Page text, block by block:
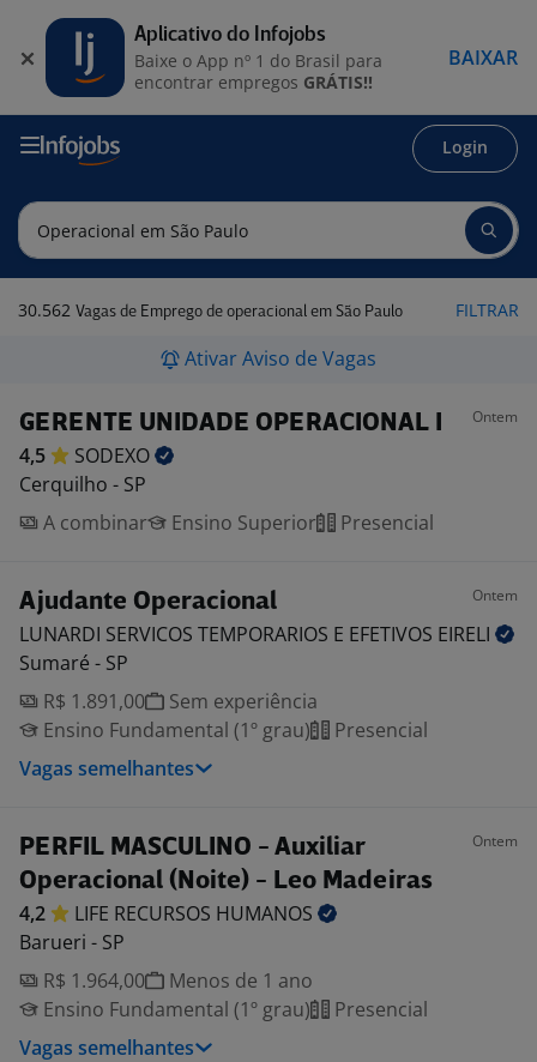
Login
30.562 Vagas de Emprego de operacional em São Paulo FILTRAR
Ativar Aviso de Vagas
GERENTE UNIDADE OPERACIONAL I Ontem
4,5
SODEXO
Cerquilho - SP
A combinar
Ensino Superior Presencial
Ajudante Operacional Ontem
LUNARDI SERVICOS TEMPORARIOS E EFETIVOS EIRELI
Sumaré - SP
R$ 1.891,00
Sem experiência
Ensino Fundamental (1º grau)
Presencial
Vagas semelhantes
PERFIL MASCULINO - Auxiliar
Operacional (Noite) - Leo Madeiras
Ontem
4,2 LIFE RECURSOS HUMANOS
Barueri - SP
R$ 1.964,00
Menos de 1 ano
Ensino Fundamental (1º grau)
Presencial
Vagas semelhantes
Aplicativo do Infojobs
Baixe o App nº 1 do Brasil para
encontrar empregos GRÁTIS!!
BAIXAR